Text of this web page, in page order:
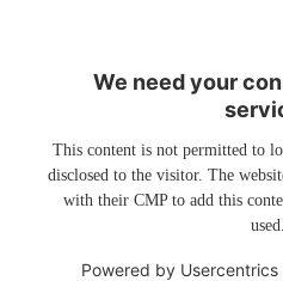
We need your
This content is not permitted to
disclosed to the visitor. The
with their CMP to add this
used.
Powered by